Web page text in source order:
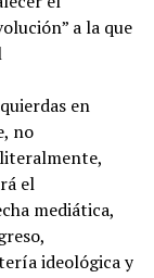
a la que
en
no
el
mediática,
ideológica y